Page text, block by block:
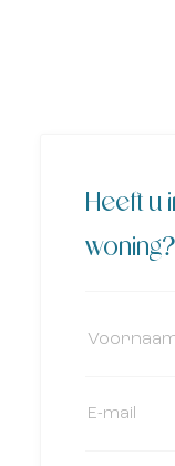
Heeft u
woning?